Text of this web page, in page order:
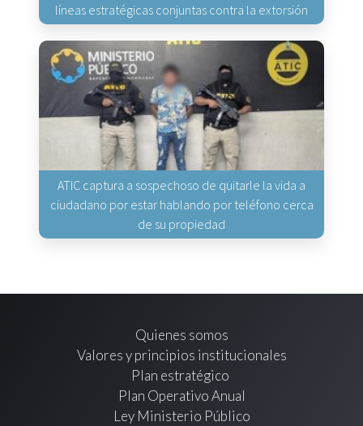
líneas estratégicas conjuntas contra la extorsión
ATIC captura a sospechoso de quitarle la vida a
ciudadano por estar hablando por teléfono cerca
de su propiedad
Quienes somos
Valores y principios institucionales
Plan estratégico
Plan Operativo Anual
Ley Ministerio Público